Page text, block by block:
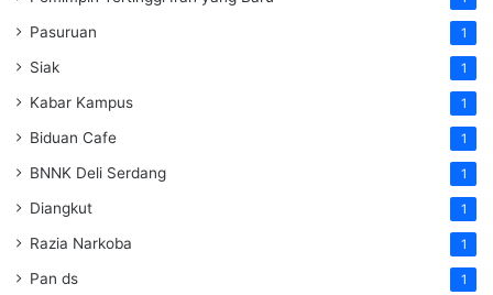
Pasuruan 1
Siak 1
Kabar Kampus 1
Biduan Cafe 1
BNNK Deli Serdang 1
Diangkut 1
Razia Narkoba 1
Pan ds 1